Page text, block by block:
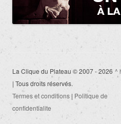
La Clique du Plateau © 2007 - 2026
| Tous droits réservés.
Termes et conditions | Politique de
confidentialite
^